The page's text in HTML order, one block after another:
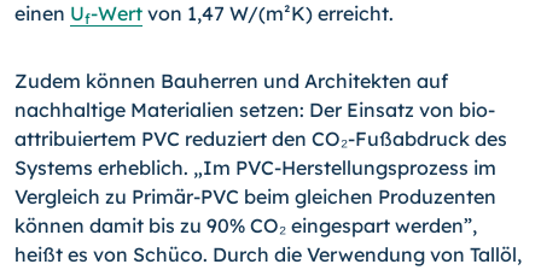
einen Uf-Wert von 1,47 W/(m²K) erreicht.
Zudem können Bauherren und Architekten auf
nachhaltige Materialien setzen: Der Einsatz von bio-
attribuiertem PVC reduziert den CO₂-Fußabdruck des
Systems erheblich. „Im PVC-Herstellungsprozess im
Vergleich zu Primär-PVC beim gleichen Produzenten
können damit bis zu 90% CO₂ eingespart werden”,
heißt es von Schüco. Durch die Verwendung von Tallöl,